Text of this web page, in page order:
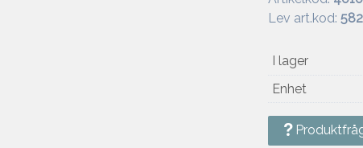
Lev art.kod:
I lager
Enhet